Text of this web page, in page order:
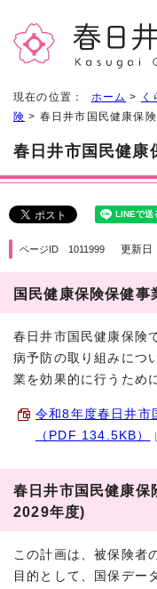
現在の位置： ホーム > く
険 > 春日井市国民健康保
春日井市国民健康
ページID 1011999 更新
国民健康保険保健事
春日井市国民健康保険
病予防の取り組みにつ
業を効果的に行うため
令和8年度春日井市
（PDF 134.5KB）
春日井市国民健康保
2029年度)
この計画は、被保険者
目的として、国保デー